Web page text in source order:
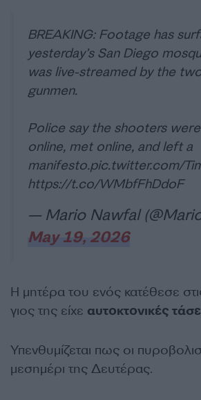
BREAKING: Footage has
yesterday’s San Diego
was live-streamed by the
gunmen.
Police say the shooters
online, met online, and left a
manifesto.pic.twitter.com/
https://t.co/WMbfFhDdoF
— Mario Nawfal
May 19, 2026
Η μητέρα του ενός κατέθεσε
γιος της είχε αυτοκτονικές
Υπενθυμίζεται πως οι
μεσημέρι της Δευτέρας.